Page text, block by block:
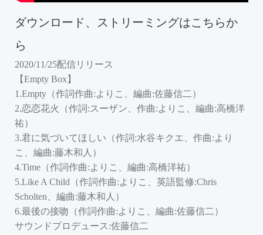
ダウンロード、ストリーミングはこちらか
ら
2020/11/25配信リリース
【Empty Box】
1.Empty（作詞作曲:よりこ、編曲:佐藤信二）
2.恋恋花火（作詞:スーザン、作曲:よりこ、編曲:高橋洋
祐）
3.君に気づいてほしい（作詞:水谷キクエ、作曲:より
こ、編曲:藤木和人）
4.Time（作詞作曲:よりこ、編曲:高橋洋祐）
5.Like A Child（作詞作曲:よりこ、英語監修:Chris
Scholten、編曲:藤木和人）
6.最後の接吻（作詞作曲:よりこ、編曲:佐藤信二）
サウンドプロデュース:佐藤信二